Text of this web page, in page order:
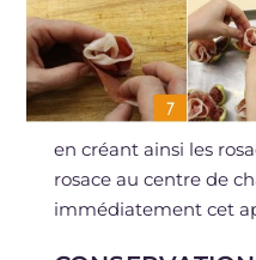
en créant ainsi les
rosace au centre de
immédiatement cet